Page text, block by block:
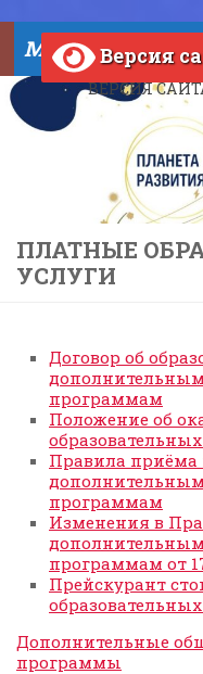
Skip to content
ВЕРСИЯ
Версия
ПЛАТНЫЕ
УСЛУГИ
Договор об
программам
Положение об
Правила приёма
программам
Изменения в
программам от
Прейскурант
Дополнительные
программы